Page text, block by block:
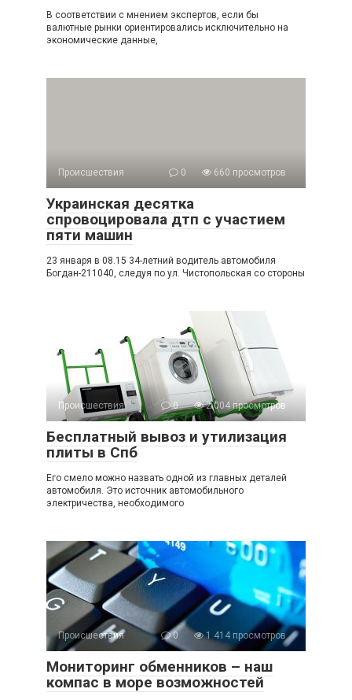
В соответствии с мнением экспертов, если бы
валютные рынки ориентировались исключительно на
экономические данные,
Происшествия 0 660 просмотров
Украинская десятка
спровоцировала дтп с участием
пяти машин
23 января в 08.15 34-летний водитель автомобиля
Богдан-211040, следуя по ул. Чистопольская со стороны
Происшествия 0 2 004 просмотров
Бесплатный вывоз и утилизация
плиты в Спб
Его смело можно назвать одной из главных деталей
автомобиля. Это источник автомобильного
электричества, необходимого
Происшествия 0 1 414 просмотров
Мониторинг обменников – наш
компас в море возможностей